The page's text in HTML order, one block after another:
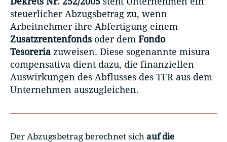
steuerlicher Abzugsbetrag zu, wenn
Arbeitnehmer ihre Abfertigung einem
Zusatzrentenfonds oder dem Fondo
Tesoreriazuweisen. Diese sogenannte misura
compensativa dient dazu, die finanziellen
Auswirkungen des Abflusses des TFR aus dem
Unternehmen auszugleichen.
Der Abzugsbetrag berechnet sich auf die